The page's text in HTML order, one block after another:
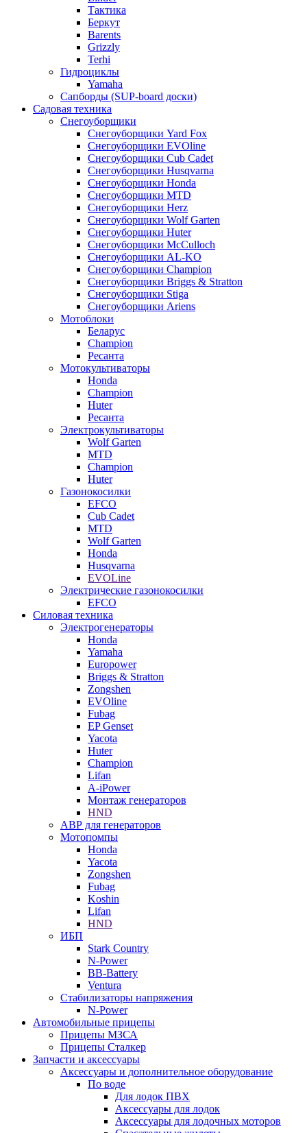
Тактика
Беркут
Barents
Grizzly
Terhi
Гидроциклы
Yamaha
Сапборды (SUP-board доски)
Садовая техника
Снегоуборщики
Снегоуборщики Yard Fox
Снегоуборщики EVOline
Снегоуборщики Cub Cadet
Снегоуборщики Husqvarna
Снегоуборщики Honda
Снегоуборщики MTD
Снегоуборщики Herz
Снегоуборщики Wolf Garten
Снегоуборщики Huter
Снегоуборщики McCulloch
Снегоуборщики AL-KO
Снегоуборщики Champion
Снегоуборщики Briggs & Stratton
Снегоуборщики Stiga
Снегоуборщики Ariens
Мотоблоки
Беларус
Champion
Ресанта
Мотокультиваторы
Honda
Champion
Huter
Ресанта
Электрокультиваторы
Wolf Garten
MTD
Champion
Huter
Газонокосилки
EFCO
Cub Cadet
MTD
Wolf Garten
Honda
Husqvarna
EVOLine
Электрические газонокосилки
EFCO
Силовая техника
Электрогенераторы
Honda
Yamaha
Europower
Briggs & Stratton
Zongshen
EVOline
Fubag
EP Genset
Yacota
Huter
Champion
Lifan
A-iPower
Монтаж генераторов
HND
АВР для генераторов
Мотопомпы
Honda
Yacota
Zongshen
Fubag
Koshin
Lifan
HND
ИБП
Stark Country
N-Power
BB-Battery
Ventura
Стабилизаторы напряжения
N-Power
Автомобильные прицепы
Прицепы МЗСА
Прицепы Сталкер
Запчасти и аксессуары
Аксессуары и дополнительное оборудование
По воде
Для лодок ПВХ
Аксессуары для лодок
Аксессуары для лодочных моторов